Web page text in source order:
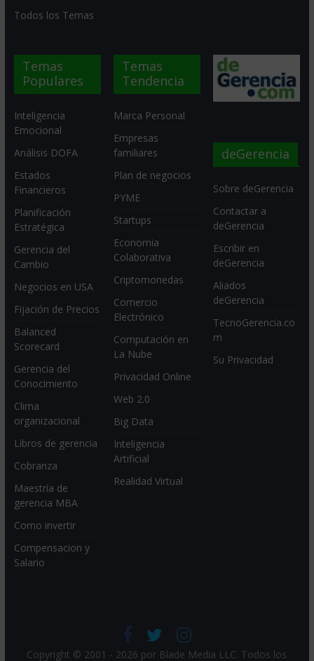
Todos los Temas
Temas
Populares
Inteligencia
Emocional
Análisis DOFA
Estados
Financieros
Planificación
Estratégica
Gerencia del
Cambio
Negocios en USA
Fijación de Precios
Balanced
Scorecard
Gerencia del
Conocimiento
Clima
organizacional
Libros de gerencia
Cobranza
Maestría de
gerencia MBA
Como invertir
Compensacion y
Salario
Temas
Tendencia
Marca Personal
Empresas
familiares
Plan de negocios
PYME
Startups
Economia
Colaborativa
Criptomonedas
Comercio
Electrónico
Computación en
La Nube
Privacidad Online
Web 2.0
Big Data
Inteligencia
Artificial
Realidad Virtual
deGerencia
Sobre deGerencia
Contactar a
deGerencia
Escribir en
deGerencia
Aliados
deGerencia
TecnoGerencia.co
m
Su Privacidad
Copyright © 2001 - 2026 por Blade Media LLC. Todos los